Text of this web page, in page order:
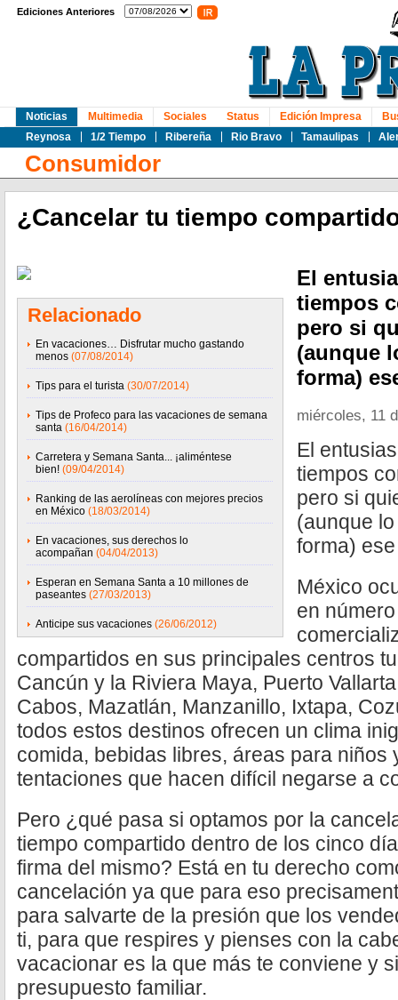
Ediciones Anteriores
Noticias
Reynosa
1/2 Tiempo Ribereña Rio Bravo Tamaulipas
Multimedia Sociales Status Edición Impresa
Consumidor
¿Cancelar tu tiempo
Relacionado
En vacaciones… Disfrutar mucho gastando
menos (07/08/2014)
Tips para el turista (30/07/2014)
Tips de Profeco para las vacaciones de semana
santa (16/04/2014)
Carretera y Semana Santa... ¡aliméntese
bien! (09/04/2014)
Ranking de las aerolíneas con mejores precios
en México (18/03/2014)
En vacaciones, sus derechos lo
acompañan (04/04/2013)
Esperan en Semana Santa a 10 millones de
paseantes (27/03/2013)
Anticipe sus vacaciones (26/06/2012)
El
tiempos
pero si
(aunque
forma)
miércoles, 11
El
tiempos
pero si
(aunque
forma)
México
en
compartidos en sus principales centros
Cancún y la Riviera Maya, Puerto
Cabos, Mazatlán, Manzanillo, Ixtapa,
todos estos destinos ofrecen un clima
comida, bebidas libres, áreas para niños
tentaciones que hacen difícil negarse a
Pero ¿qué pasa si optamos por la
tiempo compartido dentro de los cinco
firma del mismo? Está en tu derecho
cancelación ya que para eso
para salvarte de la presión que los
ti, para que respires y pienses con la
vacacionar es la que más te conviene y
presupuesto familiar.